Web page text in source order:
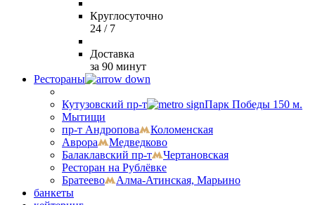
Круглосуточно
24 / 7
Доставка
за 90 минут
Рестораны
Кутузовский пр-т
Парк Победы 150 м.
Мытищи
пр-т Андропова
Коломенская
Аврора
Медведково
Балаклавский пр-т
Чертановская
Ресторан на Рублёвке
Братеево
Алма-Атинская, Марьино
банкеты